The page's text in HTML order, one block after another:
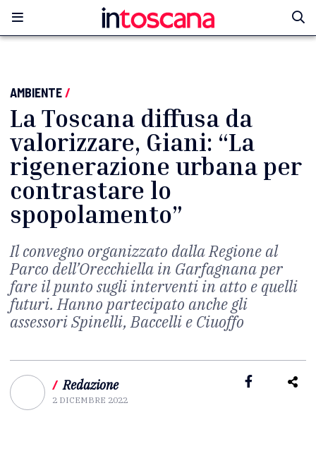
AMBIENTE/
La Toscana diffusa da
valorizzare, Giani: “La
rigenerazione urbana per
contrastare lo
spopolamento”
Il convegno organizzato dalla Regione al
Parco dell’Orecchiella in Garfagnana per
fare il punto sugli interventi in atto e quelli
futuri. Hanno partecipato anche gli
assessori Spinelli, Baccelli e Ciuoffo
/ Redazione
2 DICEMBRE 2022